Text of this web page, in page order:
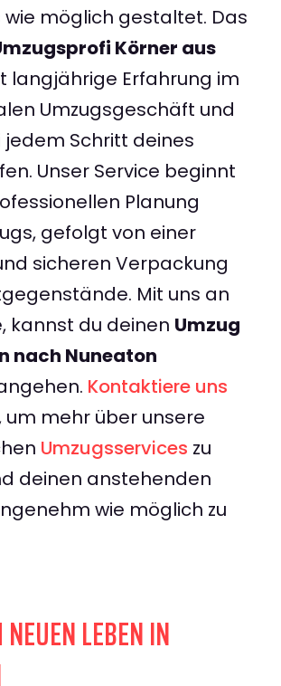
wie möglich gestaltet. Das
Körner aus
langjährige Erfahrung im
Umzugsgeschäft und
jedem Schritt deines
Unser Service beginnt
Planung
gefolgt von einer
sicheren Verpackung
Mit uns an
kannst du deinen Umzug
nach Nuneaton
Kontaktiere uns
um mehr über unsere
Umzugsservices zu
deinen anstehenden
wie möglich zu
LEBEN IN